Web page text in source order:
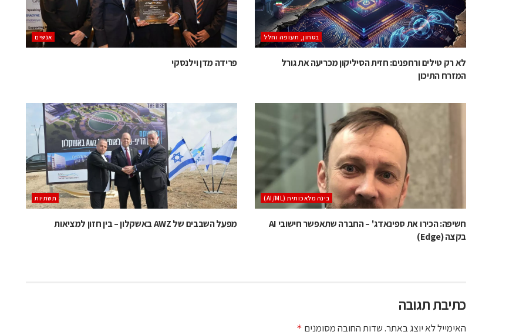
בטחון, תעופה וחלל
לא רק טילים ורחפנים: חזית הסיליקון מכריעה את גורל
המזרח התיכון
אנשים
פרידה מדן וילנסקי
בינה מלאכותית (AI/ML)
חשיפה: הכירו את ספינאדג' – החברה שתאפשר חישובי AI
בקצה (Edge)
תשתיות
מפעל השבבים של AWZ באשקלון – בין חזון למציאות
כתיבת תגובה
האימייל לא יוצג באתר.שדות החובה מסומנים *